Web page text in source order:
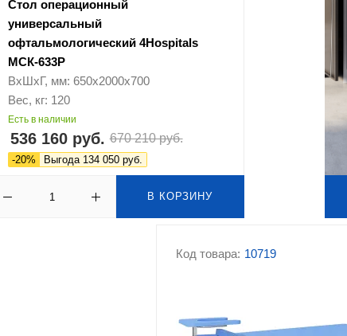
Стол операционный
универсальный
офтальмологический 4Hospitals
МСК-633Р
ВхШхГ, мм: 650х2000х700
Вес, кг: 120
Есть в наличии
536 160 руб. 670 210 руб.
-20% Выгода 134 050 руб.
В КОРЗИНУ
Код товара: 10719